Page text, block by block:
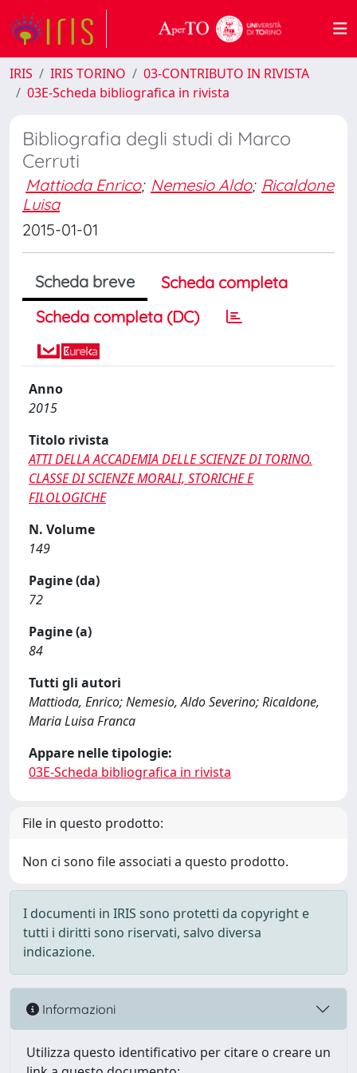
IRIS IRIS TORINO
03-CONTRIBUTO IN RIVISTA
03E-Scheda bibliografica in rivista
Bibliografia degli studi di Marco
Cerruti
Mattioda Enrico; Nemesio Aldo; Ricaldone
Luisa
2015-01-01
Scheda breve
Scheda completa
Scheda completa (DC)
Anno
2015
Titolo rivista
ATTI DELLA ACCADEMIA DELLE SCIENZE DI TORINO.
CLASSE DI SCIENZE MORALI, STORICHE E
FILOLOGICHE
N. Volume
149
Pagine (da)
72
Pagine (a)
84
Tutti gli autori
Mattioda, Enrico; Nemesio, Aldo Severino; Ricaldone,
Maria Luisa Franca
Appare nelle tipologie:
03E-Scheda bibliografica in rivista
File in questo prodotto:
Non ci sono file associati a questo prodotto.
I documenti in IRIS sono protetti da copyright e
tutti i diritti sono riservati, salvo diversa
indicazione.
Informazioni
Utilizza questo identificativo per citare o creare un